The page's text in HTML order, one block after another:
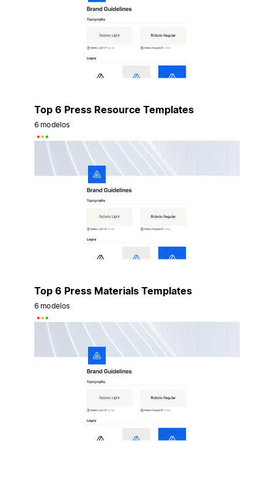
Top 6 Press Resource Templates
6 modelos
Top 6 Press Materials Templates
6 modelos